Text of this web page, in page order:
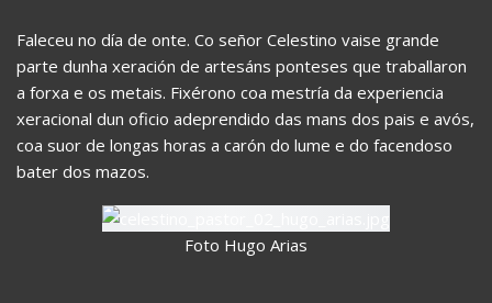
Faleceu no día de onte. Co señor Celestino vaise grande
parte dunha xeración de artesáns ponteses que traballaron
a forxa e os metais. Fixérono coa mestría da experiencia
xeracional dun oficio adeprendido das mans dos pais e avós,
coa suor de longas horas a carón do lume e do facendoso
bater dos mazos.
Foto Hugo Arias